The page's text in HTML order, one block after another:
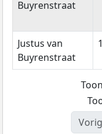
Buyrenstraat
Justus van
Buyrenstraat